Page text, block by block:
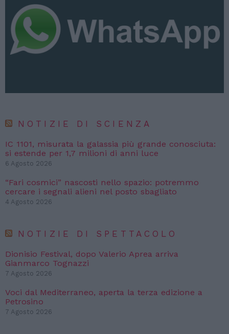
NOTIZIE DI SCIENZA
IC 1101, misurata la galassia più grande conosciuta:
si estende per 1,7 milioni di anni luce
6 Agosto 2026
“Fari cosmici” nascosti nello spazio: potremmo
cercare i segnali alieni nel posto sbagliato
4 Agosto 2026
NOTIZIE DI SPETTACOLO
Dionisio Festival, dopo Valerio Aprea arriva
Gianmarco Tognazzi
7 Agosto 2026
Voci dal Mediterraneo, aperta la terza edizione a
Petrosino
7 Agosto 2026